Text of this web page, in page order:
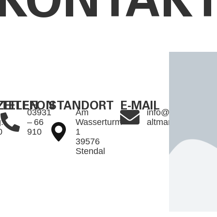
TELEFON
03931
– 66
910
STANDORT
Am
Wasserturm
1
39576
Stendal
E-MAILinfo@raiffeisen-
altmark.de